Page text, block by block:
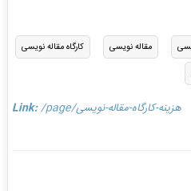
مقاله نویسی
کارگاه مقاله نویسی
Link: /page/هزینه-کارگاه-مقاله-نویسی